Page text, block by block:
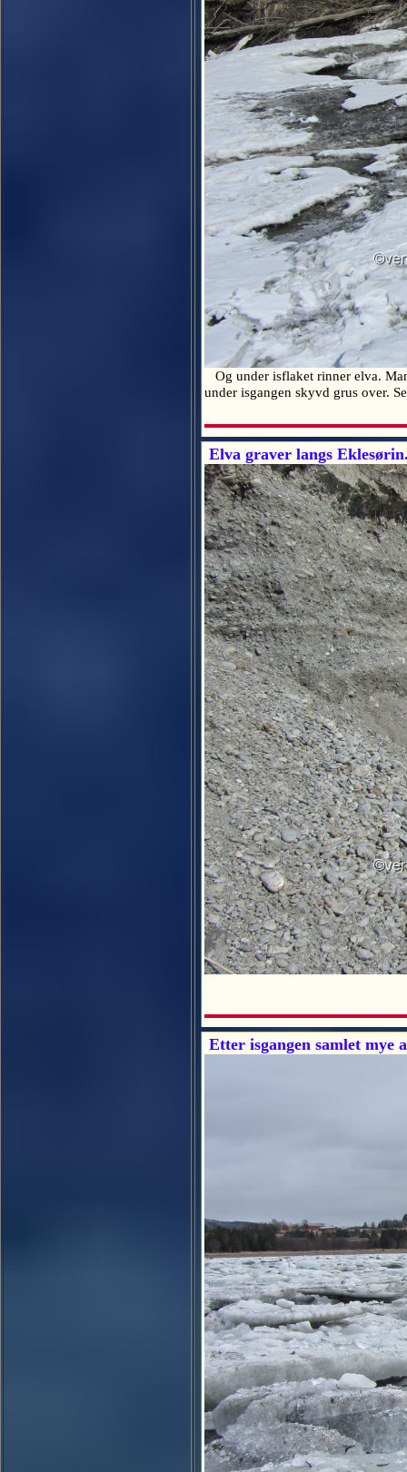
Og under isflaket rinner elva.
under isgangen skyvd grus over.
Elva graver langs
Etter isgangen samlet mye